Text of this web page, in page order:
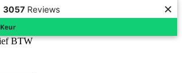
3057 Reviews ×
BTW